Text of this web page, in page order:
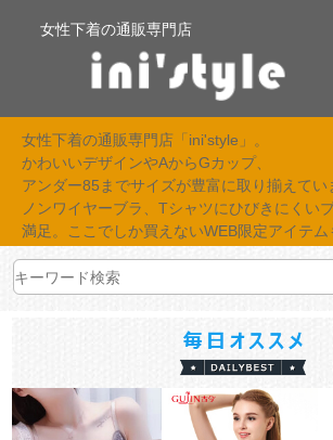
女性下着の通販専門店
女性下着の通販専門店「ini'style」。
かわいいデザインやAからGカップ、
アンダー85までサイズが豊富に取り揃えてい
ノンワイヤーブラ、Tシャツにひびきにくい
満足。ここでしか買えないWEB限定アイテ